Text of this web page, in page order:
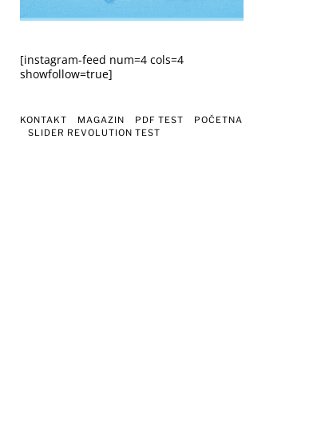
[instagram-feed num=4 cols=4
showfollow=true]
KONTAKT MAGAZIN PDF TEST
POČETNA
SLIDER REVOLUTION TEST